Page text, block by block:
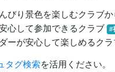
びり景色を楽しむクラブ
心して参加できるクラブ #
ーが安心して楽しめるクラ
タグ検索を活用ください。